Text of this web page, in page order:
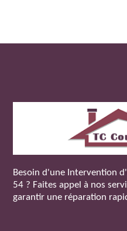
Besoin d'une Intervention
54 ? Faites appel à nos
garantir une réparation